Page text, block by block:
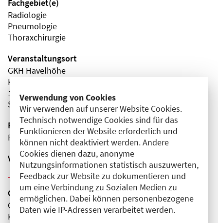
Verwendung von Cookies
Wir verwenden auf unserer Website Cookies.
Technisch notwendige Cookies sind für das
Funktionieren der Website erforderlich und
können nicht deaktiviert werden. Andere
Cookies dienen dazu, anonyme
Nutzungsinformationen statistisch auszuwerten,
Feedback zur Website zu dokumentieren und
um eine Verbindung zu Sozialen Medien zu
ermöglichen. Dabei können personenbezogene
Daten wie IP-Adressen verarbeitet werden.
Fachgebiet(e)
Radiologie
Pneumologie
Thoraxchirurgie
Veranstaltungsort
GKH Havelhöhe
Kladower Damm
14089 Berlin
Spandau
Fortbildungsformat
Präsenz
Veranstaltungsreihe
Weitere Veranstaltungen dieser Reihe (12)
Organisator(en)
Gemeinschaftskrankenhaus Havelhöhe gGmbH
Klinik für Anthroposophische Medizin